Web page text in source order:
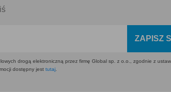
ZAPISZ
drogą elektroniczną przez firmę Global sp. z o.o., zgodnie z
dostępny jest tutaj